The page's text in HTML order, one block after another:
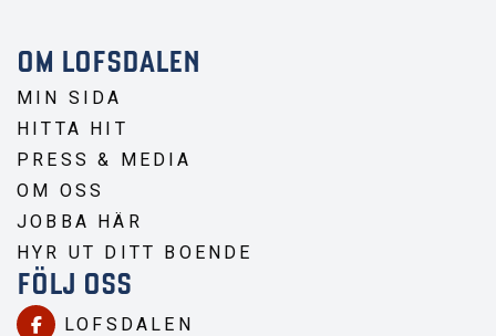
OM LOFSDALEN
MIN SIDA
HITTA HIT
PRESS & MEDIA
OM OSS
JOBBA HÄR
HYR UT DITT BOENDE
FÖLJ OSS
LOFSDALEN